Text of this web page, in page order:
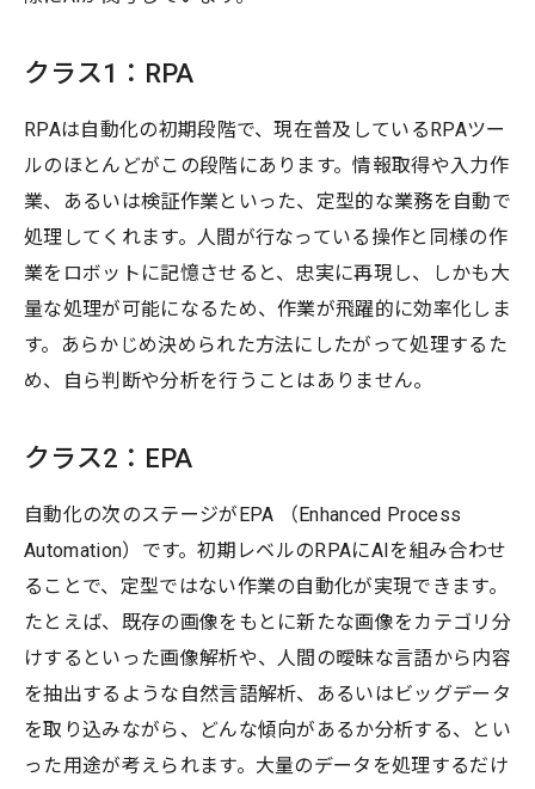
クラス1：RPA
RPAは自動化の初期段階で、現在普及しているRPAツー
ルのほとんどがこの段階にあります。情報取得や入力作
業、あるいは検証作業といった、定型的な業務を自動で
処理してくれます。人間が行なっている操作と同様の作
業をロボットに記憶させると、忠実に再現し、しかも大
量な処理が可能になるため、作業が飛躍的に効率化しま
す。あらかじめ決められた方法にしたがって処理するた
め、自ら判断や分析を行うことはありません。
クラス2：EPA
自動化の次のステージがEPA （Enhanced Process
Automation）です。初期レベルのRPAにAIを組み合わせ
ることで、定型ではない作業の自動化が実現できます。
たとえば、既存の画像をもとに新たな画像をカテゴリ分
けするといった画像解析や、人間の曖昧な言語から内容
を抽出するような自然言語解析、あるいはビッグデータ
を取り込みながら、どんな傾向があるか分析する、とい
った用途が考えられます。大量のデータを処理するだけ